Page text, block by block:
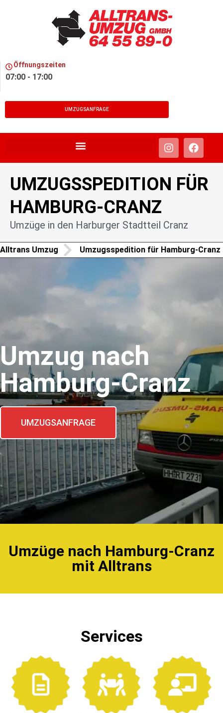
Öffnungszeiten
07:00 - 17:00
UMZUGSANFRAGE
UMZUGSSPEDITION FÜR
HAMBURG-CRANZ
Umzüge in den Harburger Stadtteil Cranz
Alltrans Umzug Umzugsspedition für Hamburg-Cranz
Umzug nach
Hamburg-Cranz
UMZUGSANFRAGE
Umzüge nach Hamburg-Cranz
mit Alltrans
Services